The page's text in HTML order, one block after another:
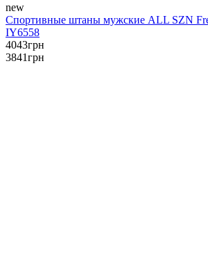
new
Спортивные штаны мужские ALL SZN
IY6558
4043грн
3841грн